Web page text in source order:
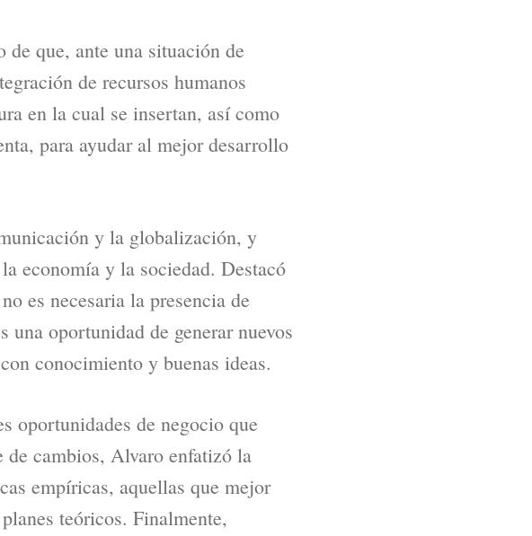
de que, ante una situación de
de recursos humanos
en la cual se insertan, así como
para ayudar al mejor desarrollo
y la globalización, y
economía y la sociedad. Destacó
es necesaria la presencia de
oportunidad de generar nuevos
conocimiento y buenas ideas.
oportunidades de negocio que
de cambios, Alvaro enfatizó la
empíricas, aquellas que mejor
teóricos. Finalmente,